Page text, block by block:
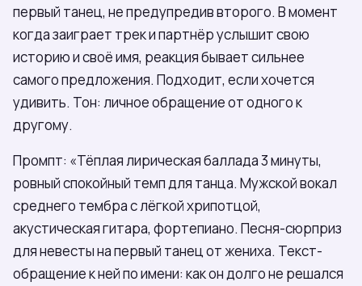
первый танец, не предупредив второго. В момент
когда заиграет трек и партнёр услышит свою
историю и своё имя, реакция бывает сильнее
самого предложения. Подходит, если хочется
удивить. Тон: личное обращение от одного к
другому.
Промпт: «Тёплая лирическая баллада 3 минуты,
ровный спокойный темп для танца. Мужской вокал
среднего тембра с лёгкой хрипотцой,
акустическая гитара, фортепиано. Песня-сюрприз
для невесты на первый танец от жениха. Текст-
обращение к ней по имени: как он долго не решался